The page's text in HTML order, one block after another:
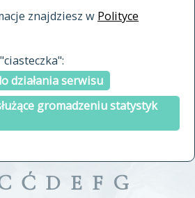
znajdziesz w Polityce
działania serwisu
gromadzeniu statystyk
a tergo
Ć D E F G